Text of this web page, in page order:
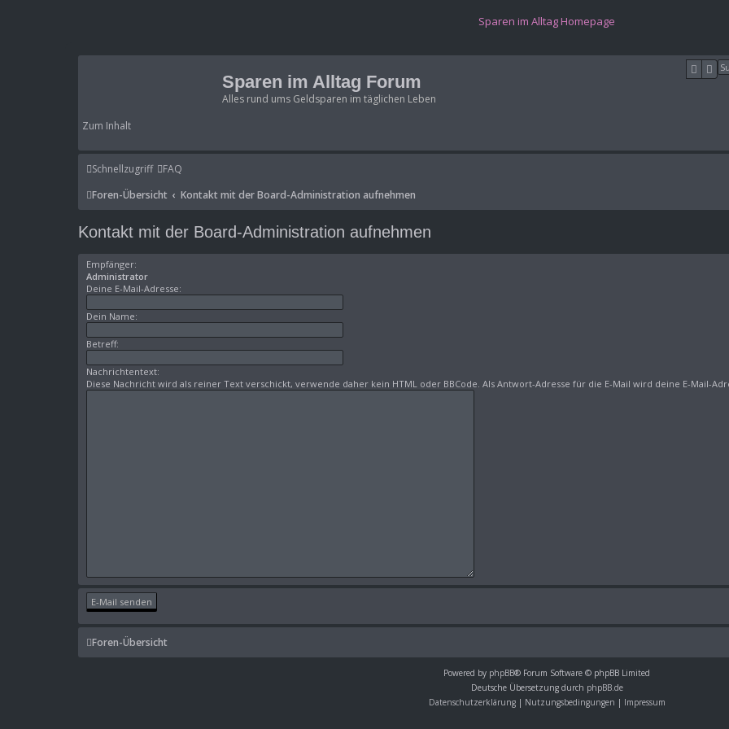
Sparen im Alltag Homepage
Sparen im Alltag Forum
Alles rund ums Geldsparen im täglichen Leben
Zum Inhalt
Suche
Schnellzugriff FAQ
Foren-Übersicht
Kontakt mit der Board-Administration aufnehmen
Kontakt mit der Board-Administration aufnehmen
Empfänger:
Administrator
Deine E-Mail-Adresse:
Dein Name:
Betreff:
Nachrichtentext:
Diese Nachricht wird als reiner Text verschickt, verwende daher kein HTML oder BBCode. Als Antwort-Adresse für die E-Mail wird deine E-Mail-
Foren-Übersicht
Powered by phpBB® Forum Software © phpBB Limited
Deutsche Übersetzung durch phpBB.de
Datenschutzerklärung | Nutzungsbedingungen | Impressum